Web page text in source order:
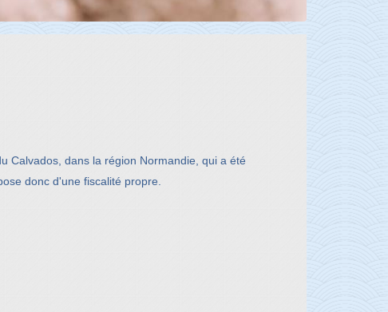
Calvados, dans la région Normandie, qui a été
donc d'une fiscalité propre.